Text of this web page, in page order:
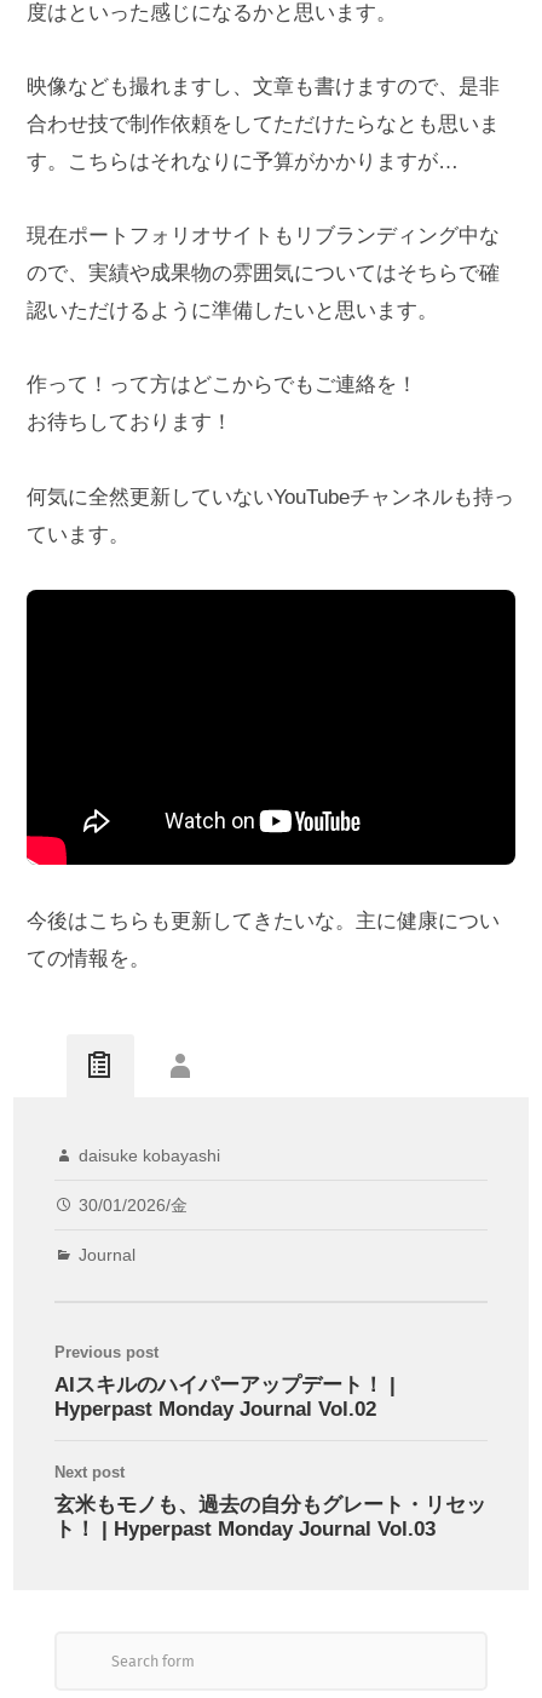
度はといった感じになるかと思います。
映像なども撮れますし、文章も書けますので、是非
合わせ技で制作依頼をしてただけたらなとも思いま
す。こちらはそれなりに予算がかかりますが…
現在ポートフォリオサイトもリブランディング中な
ので、実績や成果物の雰囲気についてはそちらで確
認いただけるように準備したいと思います。
作って！って方はどこからでもご連絡を！
お待ちしております！
何気に全然更新していないYouTubeチャンネルも持っ
ています。
今後はこちらも更新してきたいな。主に健康につい
ての情報を。
daisuke kobayashi
30/01/2026/金
Journal
Previous post
AIスキルのハイパーアップデート！ |
Hyperpast Monday Journal Vol.02
Next post
玄米もモノも、過去の自分もグレート・リセッ
ト！ | Hyperpast Monday Journal Vol.03